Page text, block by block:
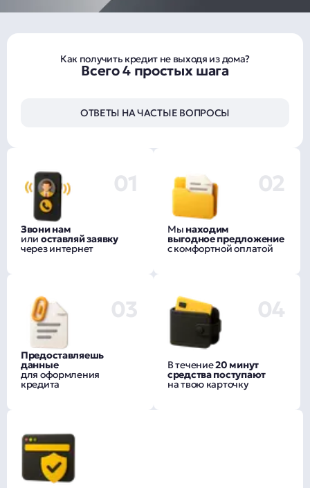
Как получить кредит не выходя из дома?
Всего 4 простых шага
ОТВЕТЫ НА ЧАСТЫЕ ВОПРОСЫ
01
Звони нам
или оставляй заявку
через интернет
02
Мы находим
выгодное предложение
с комфортной оплатой
03
Предоставляешь
данные
для оформления
кредита
04
В течение20 минут
средства поступают
на твою карточку